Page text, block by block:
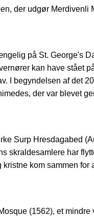
der udgør Merdivenli
på St. George's
kan have stået
I begyndelsen af det
der var blevet
Surp Hresdagabed
skraldesamlere har
kristne kom sammen
(1562), et